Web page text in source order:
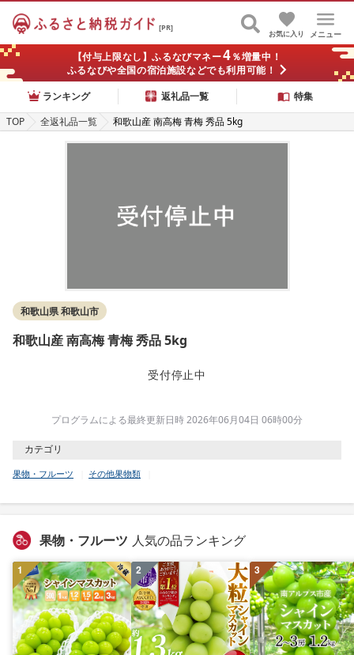
[PR]
メニュー
お気に入り
【付与上限なし】ふるなびマネー4％増量中！
ふるなびや全国の宿泊施設などでも利用可能！
ランキング
返礼品一覧
特集
TOP
全返礼品一覧 和歌山産 南高梅 青梅 秀品 5kg
和歌山県 和歌山市
和歌山産 南高梅 青梅 秀品 5kg
受付停止中
プログラムによる最終更新日時 2026年06月04日 06時00分
カテゴリ
果物・フルーツ その他果物類
果物・フルーツ 人気の品ランキング
1 2 3